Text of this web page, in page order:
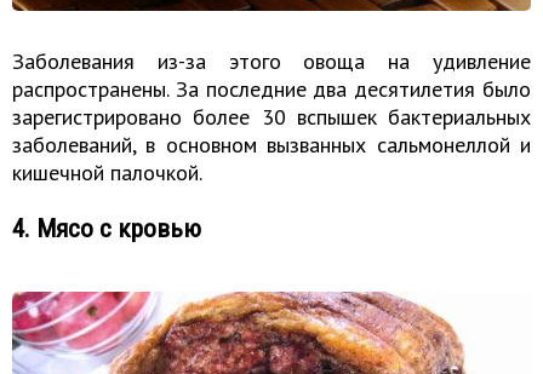
Заболевания из-за этого овоща на удивление
распространены. За последние два десятилетия было
зарегистрировано более 30 вспышек бактериальных
заболеваний, в основном вызванных сальмонеллой и
кишечной палочкой.
4. Мясо с кровью